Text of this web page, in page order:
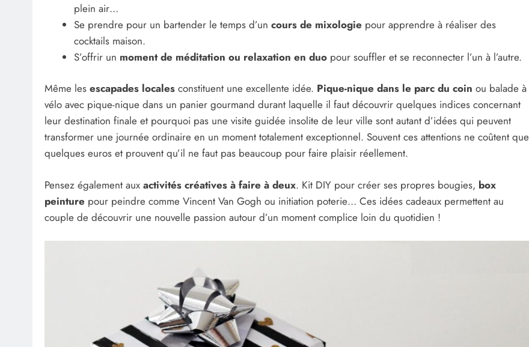
plein air…
Se prendre pour un bartender le temps d’un cours de mixologie pour apprendre à réaliser des
cocktails maison.
S’offrir un moment de méditation ou relaxation en duopour souffler et se reconnecter l’un à l’autre.
Même les escapades locales constituent une excellente idée. Pique-nique dans le parc du coin ou balade à
vélo avec pique-nique dans un panier gourmand durant laquelle il faut découvrir quelques indices concernant
leur destination finale et pourquoi pas une visite guidée insolite de leur ville sont autant d’idées qui peuvent
transformer une journée ordinaire en un moment totalement exceptionnel. Souvent ces attentions ne coûtent que
quelques euros et prouvent qu’il ne faut pas beaucoup pour faire plaisir réellement.
Pensez également aux activités créatives à faire à deux. Kit DIY pour créer ses propres bougies, box
peinture pour peindre comme Vincent Van Gogh ou initiation poterie… Ces idées cadeaux permettent au
couple de découvrir une nouvelle passion autour d’un moment complice loin du quotidien !